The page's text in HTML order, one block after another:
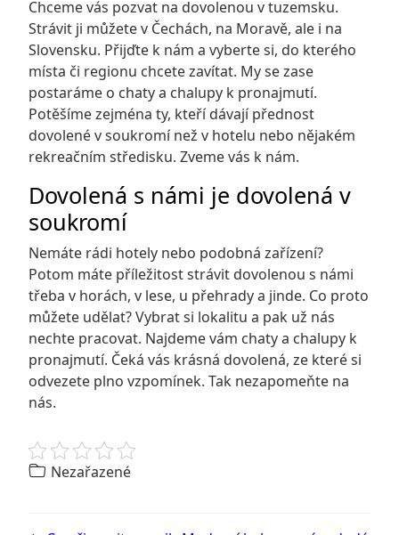
Chceme vás pozvat na dovolenou v tuzemsku.
Strávit ji můžete v Čechách, na Moravě, ale i na
Slovensku. Přijďte k nám a vyberte si, do kterého
místa či regionu chcete zavítat. My se zase
postaráme o chaty a chalupy k pronajmutí.
Potěšíme zejména ty, kteří dávají přednost
dovolené v soukromí než v hotelu nebo nějakém
rekreačním středisku. Zveme vás k nám.
Dovolená s námi je dovolená v
soukromí
Nemáte rádi hotely nebo podobná zařízení?
Potom máte příležitost strávit dovolenou s námi
třeba v horách, v lese, u přehrady a jinde. Co proto
můžete udělat? Vybrat si lokalitu a pak už nás
nechte pracovat. Najdeme vám chaty a chalupy k
pronajmutí. Čeká vás krásná dovolená, ze které si
odvezete plno vzpomínek. Tak nezapomeňte na
nás.
Nezařazené
Post navigation